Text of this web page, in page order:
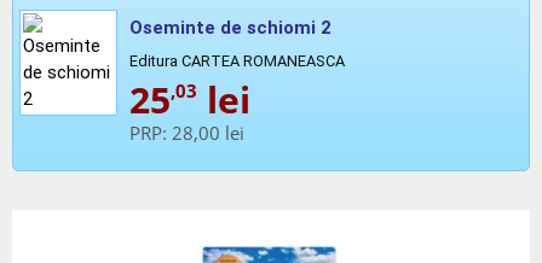
Oseminte de schiomi 2
Editura CARTEA ROMANEASCA
25,03 lei
PRP: 28,00 lei